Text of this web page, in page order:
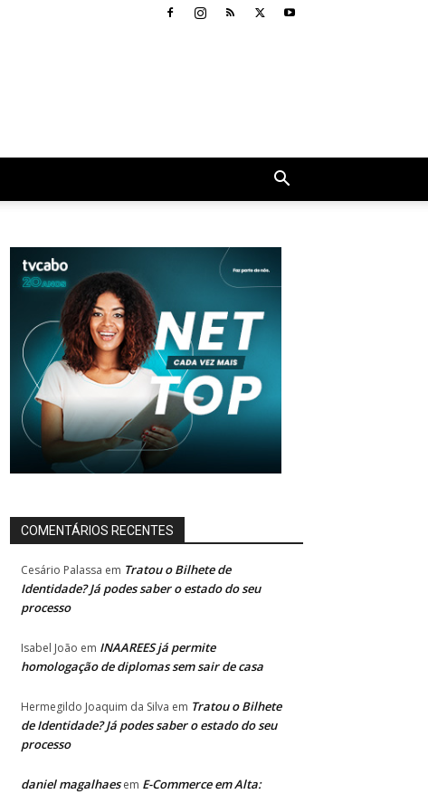
COMENTÁRIOS RECENTES
Cesário Palassa em Tratou o Bilhete de
Identidade? Já podes saber o estado do seu
processo
Isabel João em INAAREES já permite
homologação de diplomas sem sair de casa
Hermegildo Joaquim da Silva em Tratou o Bilhete
de Identidade? Já podes saber o estado do seu
processo
daniel magalhaesem E-Commerce em Alta: